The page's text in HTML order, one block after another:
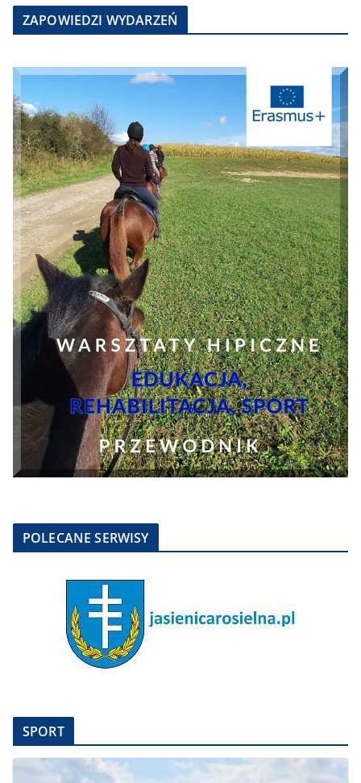
ZAPOWIEDZI WYDARZEŃ
POLECANE SERWISY
SPORT